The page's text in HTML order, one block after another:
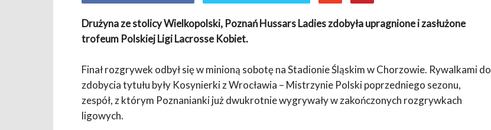
Drużyna ze stolicy Wielkopolski, Poznań Hussars Ladies zdobyła upragnione i zasłużone
trofeum Polskiej Ligi Lacrosse Kobiet.
Finał rozgrywek odbył się w minioną sobotę na Stadionie Śląskim w Chorzowie. Rywalkami do
zdobycia tytułu były Kosynierki z Wrocławia – Mistrzynie Polski poprzedniego sezonu,
zespół, z którym Poznanianki już dwukrotnie wygrywały w zakończonych rozgrywkach
ligowych.